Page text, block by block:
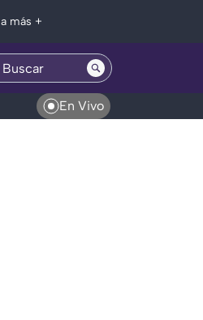
a más +
En Vivo